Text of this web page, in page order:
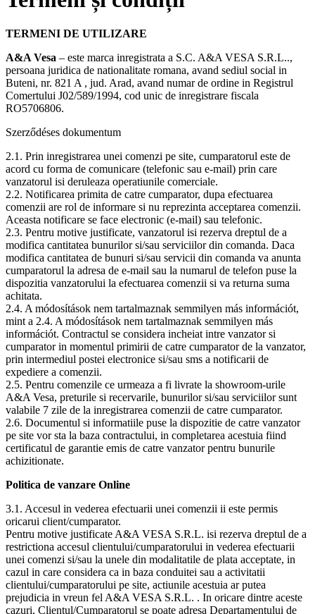
TERMENI DE UTILIZARE
A&A Vesa – este marca inregistrata a S.C. A&A VESA S.R.L..,
persoana juridica de nationalitate romana, avand sediul social in
Buteni, nr. 821 A , jud. Arad, avand numar de ordine in Registrul
Comertului J02/589/1994, cod unic de inregistrare fiscala
RO5706806.
Szerződéses dokumentum
2.1. Prin inregistrarea unei comenzi pe site, cumparatorul este de
acord cu forma de comunicare (telefonic sau e-mail) prin care
vanzatorul isi deruleaza operatiunile comerciale.
2.2. Notificarea primita de catre cumparator, dupa efectuarea
comenzii are rol de informare si nu reprezinta acceptarea comenzii.
Aceasta notificare se face electronic (e-mail) sau telefonic.
2.3. Pentru motive justificate, vanzatorul isi rezerva dreptul de a
modifica cantitatea bunurilor si/sau serviciilor din comanda. Daca
modifica cantitatea de bunuri si/sau servicii din comanda va anunta
cumparatorul la adresa de e-mail sau la numarul de telefon puse la
dispozitia vanzatorului la efectuarea comenzii si va returna suma
achitata.
2.4. A módosítások nem tartalmaznak semmilyen más információt,
mint a 2.4. A módosítások nem tartalmaznak semmilyen más
információt. Contractul se considera incheiat intre vanzator si
cumparator in momentul primirii de catre cumparator de la vanzator,
prin intermediul postei electronice si/sau sms a notificarii de
expediere a comenzii.
2.5. Pentru comenzile ce urmeaza a fi livrate la showroom-urile
A&A Vesa, preturile si recervarile, bunurilor si/sau serviciilor sunt
valabile 7 zile de la inregistrarea comenzii de catre cumparator.
2.6. Documentul si informatiile puse la dispozitie de catre vanzator
pe site vor sta la baza contractului, in completarea acestuia fiind
certificatul de garantie emis de catre vanzator pentru bunurile
achizitionate.
Politica de vanzare Online
3.1. Accesul in vederea efectuarii unei comenzii ii este permis
oricarui client/cumparator.
Pentru motive justificate A&A VESA S.R.L. isi rezerva dreptul de a
restrictiona accesul clientului/cumparatorului in vederea efectuarii
unei comenzi si/sau la unele din modalitatile de plata acceptate, in
cazul in care considera ca in baza conduitei sau a activitatii
clientului/cumparatorului pe site, actiunile acestuia ar putea
prejudicia in vreun fel A&A VESA S.R.L. . In oricare dintre aceste
cazuri, Clientul/Cumparatorul se poate adresa Departamentului de